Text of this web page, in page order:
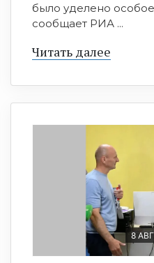
было уделено
сообщает РИА ...
Читать далее
8